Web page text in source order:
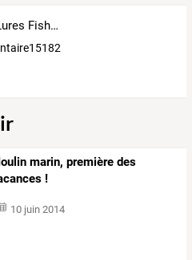
Team Carp Lures Fishing 03
marin, première des
!
10 juin 2014